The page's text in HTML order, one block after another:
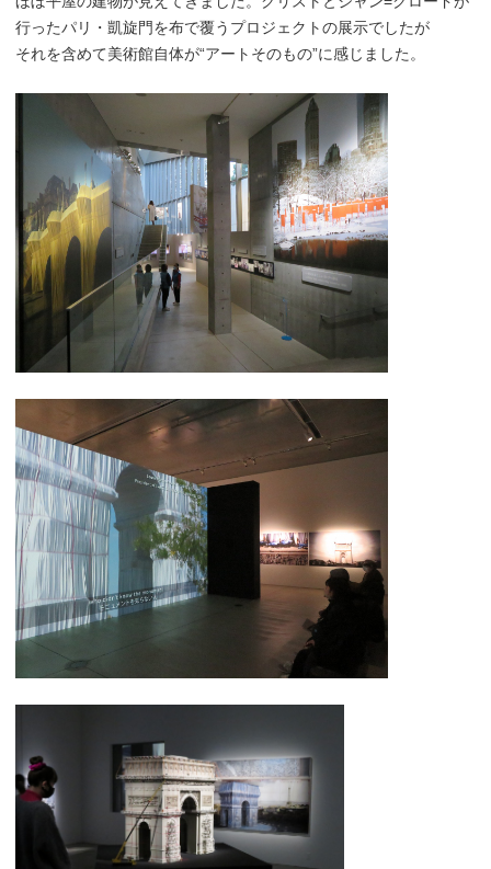
行ったパリ・凱旋門を布で覆うプロジェクトの展示でしたが
それを含めて美術館自体が“アートそのもの”に感じました。